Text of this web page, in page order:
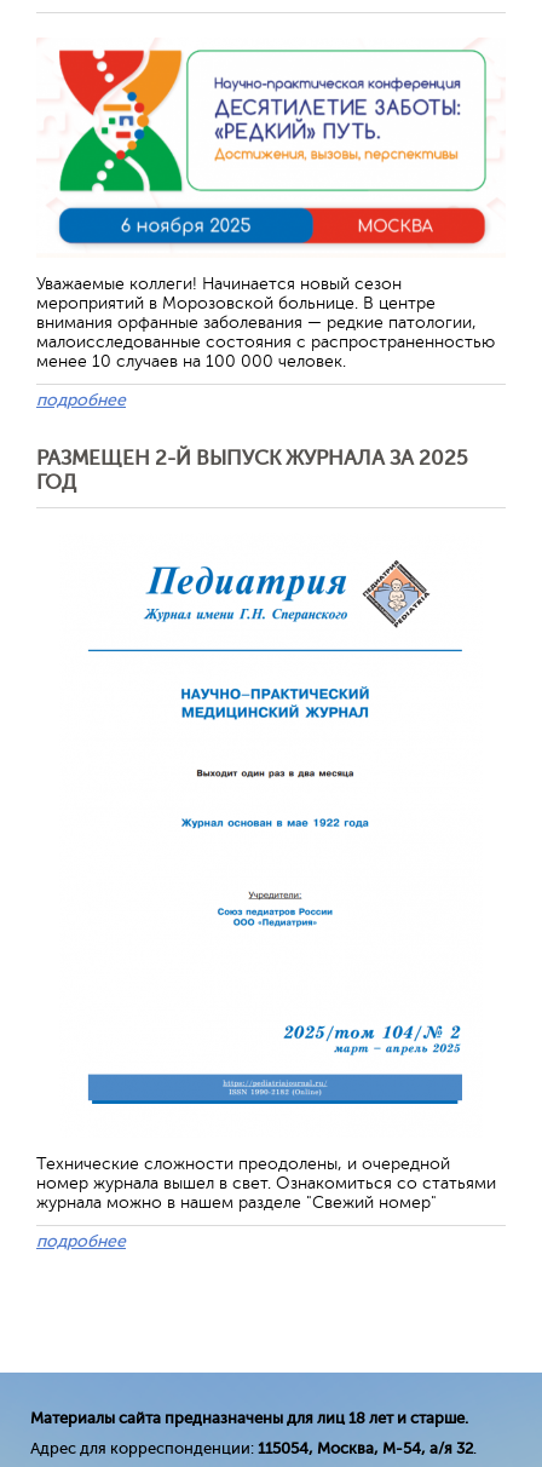
Уважаемые коллеги! Начинается новый сезон
мероприятий в Морозовской больнице. В центре
внимания орфанные заболевания — редкие патологии,
малоисследованные состояния с распространенностью
менее 10 случаев на 100 000 человек.
подробнее
РАЗМЕЩЕН 2-Й ВЫПУСК ЖУРНАЛА ЗА 2025
ГОД
Технические сложности преодолены, и очередной
номер журнала вышел в свет. Ознакомиться со статьями
журнала можно в нашем разделе "Свежий номер"
подробнее
Материалы сайта предназначены для лиц 18 лет и старше.
Адрес для корреспонденции: 115054, Москва, М-54, а/я 32.